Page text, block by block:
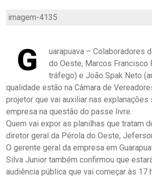
imagem-4135
G
uarapuava – Colaboradores
do Oeste, Marcos Francisco
tráfego) e João Spak Neto
qualidade estão na Câmara de
projetor que vai auxiliar nas
empresa na questão do passe livre.
Quem vai expor as planilhas que tratam
diretor geral da Pérola do Oeste,
O gerente geral da empresa em
Silva Junior também confirmou que
audiência pública que vai começar às 17